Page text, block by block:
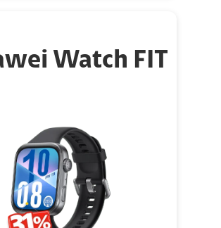
Watch FIT